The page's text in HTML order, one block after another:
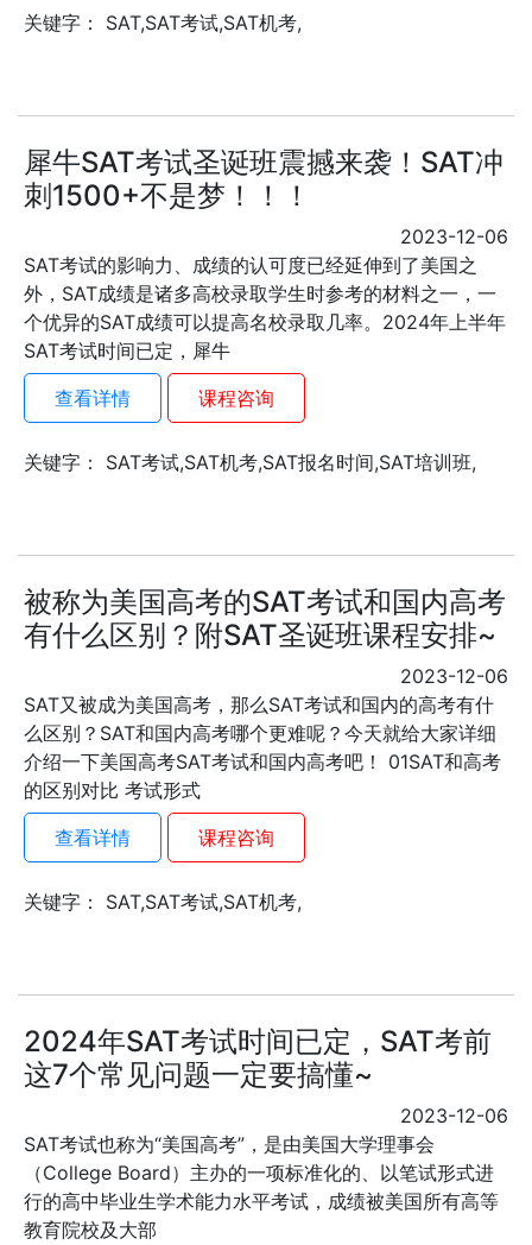
关键字： SAT,SAT考试,SAT机考,
犀牛SAT考试圣诞班震撼来袭！SAT冲
刺1500+不是梦！！！
2023-12-06
SAT考试的影响力、成绩的认可度已经延伸到了美国之
外，SAT成绩是诸多高校录取学生时参考的材料之一，一
个优异的SAT成绩可以提高名校录取几率。2024年上半年
SAT考试时间已定，犀牛
查看详情
课程咨询
关键字： SAT考试,SAT机考,SAT报名时间,SAT培训班,
被称为美国高考的SAT考试和国内高考
有什么区别？附SAT圣诞班课程安排~
2023-12-06
SAT又被成为美国高考，那么SAT考试和国内的高考有什
么区别？SAT和国内高考哪个更难呢？今天就给大家详细
介绍一下美国高考SAT考试和国内高考吧！ 01SAT和高考
的区别对比 考试形式
查看详情
课程咨询
关键字： SAT,SAT考试,SAT机考,
2024年SAT考试时间已定，SAT考前
这7个常见问题一定要搞懂~
2023-12-06
SAT考试也称为“美国高考”，是由美国大学理事会
（College Board）主办的一项标准化的、以笔试形式进
行的高中毕业生学术能力水平考试，成绩被美国所有高等
教育院校及大部